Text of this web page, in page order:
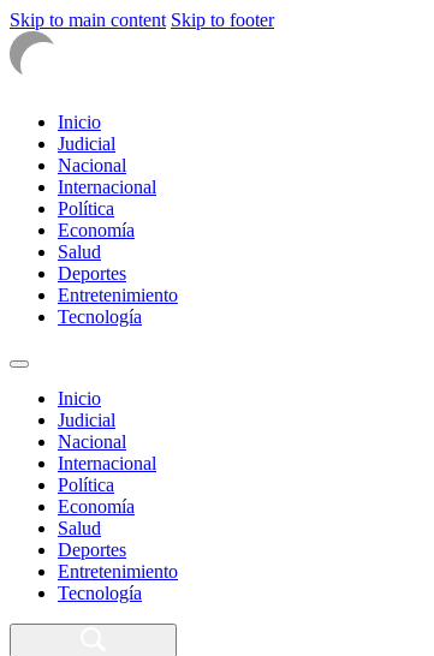
Skip to main content Skip to footer
Inicio
Judicial
Nacional
Internacional
Política
Economía
Salud
Deportes
Entretenimiento
Tecnología
Inicio
Judicial
Nacional
Internacional
Política
Economía
Salud
Deportes
Entretenimiento
Tecnología